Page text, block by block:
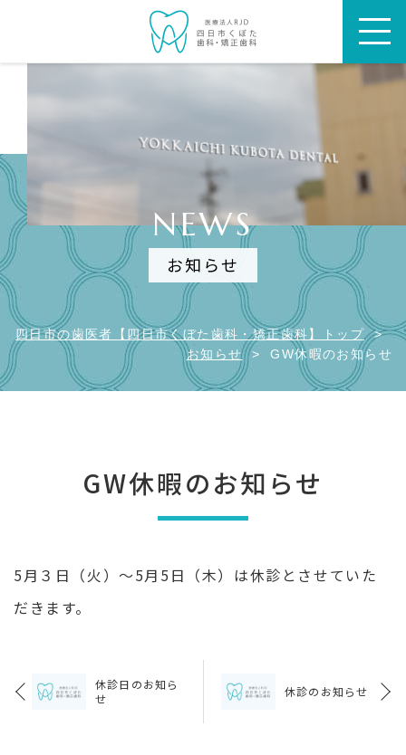
NEWS
お知らせ
四日市の歯医者【四日市くぼた歯科・矯正歯科】トップ>
お知らせ>GW休暇のお知らせ
GW休暇のお知らせ
5月３日（火）〜5月5日（木）は休診とさせていた
だきます。
休診日のお知ら
せ
休診のお知らせ